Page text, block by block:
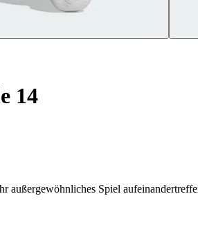
14
außergewöhnliches Spiel